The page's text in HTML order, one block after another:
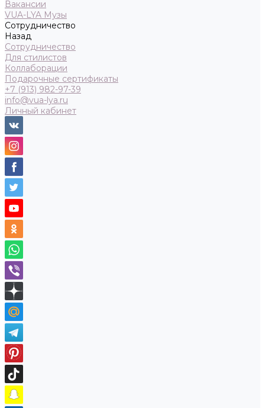
Вакансии
VUA-LYA Музы
Сотрудничество
Назад
Сотрудничество
Для стилистов
Коллаборации
Подарочные сертификаты
+7 (913) 982-97-39
info@vua-lya.ru
Личный кабинет